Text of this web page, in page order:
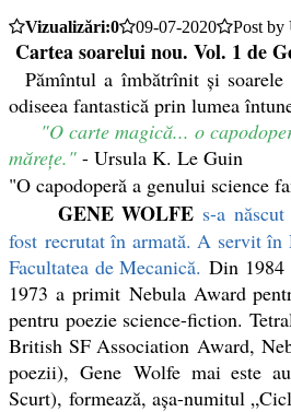
Vizualizări:0
09-07-2020 Post by
Cartea soarelui nou. Vol. 1 de
Pămîntul a îmbătrînit și
odiseea fantastică prin lumea
"O carte magică... o
mărețe." - Ursula K. Le Guin
"O capodoperă a genului science
GENE WOLFE s-a
fost recrutat în armată. A servit
Facultatea de Mecanică. Din 1984
1973 a primit Nebula Award
pentru poezie science-fiction.
British SF Association Award,
poezii), Gene Wolfe mai este
Scurt), formează, aşa-numitul